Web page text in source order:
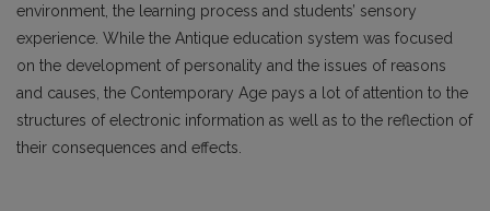
environment, the learning process and students’ sensory
experience. While the Antique education system was focused
on the development of personality and the issues of reasons
and causes, the Contemporary Age pays a lot of attention to the
structures of electronic information as well as to the reflection of
their consequences and effects.